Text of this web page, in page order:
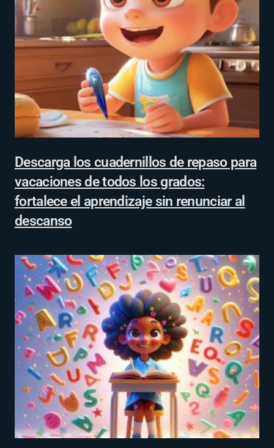
Descarga los cuadernillos de repaso para
vacaciones de todos los grados:
fortalece el aprendizaje sin renunciar al
descanso